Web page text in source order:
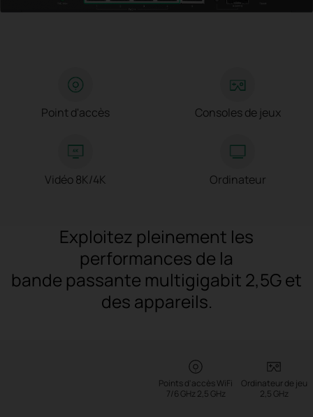
Point d'accès Consoles de jeux
Vidéo 8K/4K Ordinateur
Exploitez pleinement les
performances de la
bande passante multigigabit 2,5G et
des appareils.
Points d'accès WiFi
7/6 GHz 2,5 GHz
Ordinateur de jeu
2,5 GHz